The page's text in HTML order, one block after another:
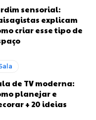
sensorial:
explicam
criar esse tipo de
de TV moderna:
planejar e
+ 20 ideias